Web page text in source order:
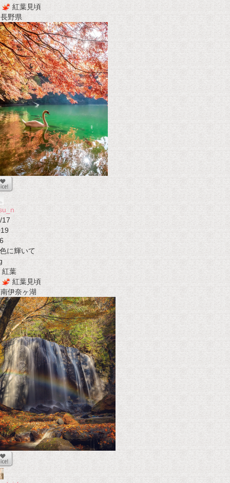
紅葉見頃
野県
17
6
に輝いて
紅葉
紅葉見頃
伊奈ヶ湖